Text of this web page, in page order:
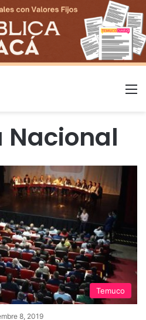
Nacional
Temuco
8, 2019